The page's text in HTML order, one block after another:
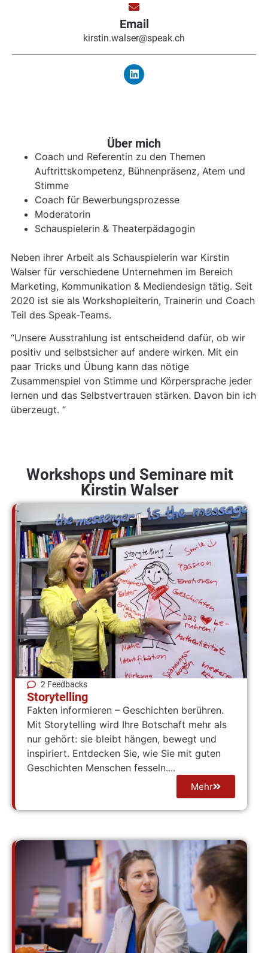
Email
kirstin.walser@speak.ch
Über mich
Coach und Referentin zu den Themen
Auftrittskompetenz, Bühnenpräsenz, Atem und
Stimme
Coach für Bewerbungsprozesse
Moderatorin
Schauspielerin & Theaterpädagogin
Neben ihrer Arbeit als Schauspielerin war Kirstin
Walser für verschiedene Unternehmen im Bereich
Marketing, Kommunikation & Mediendesign tätig. Seit
2020 ist sie als Workshopleiterin, Trainerin und Coach
Teil des Speak-Teams.
“Unsere Ausstrahlung ist entscheidend dafür, ob wir
positiv und selbstsicher auf andere wirken. Mit ein
paar Tricks und Übung kann das nötige
Zusammenspiel von Stimme und Körpersprache jeder
lernen und das Selbstvertrauen stärken. Davon bin ich
überzeugt. “
Workshops und Seminare mit
Kirstin Walser
2 Feedbacks
Storytelling
Fakten informieren – Geschichten berühren.
Mit Storytelling wird Ihre Botschaft mehr als
nur gehört: sie bleibt hängen, bewegt und
inspiriert. Entdecken Sie, wie Sie mit guten
Geschichten Menschen fesseln....
Mehr